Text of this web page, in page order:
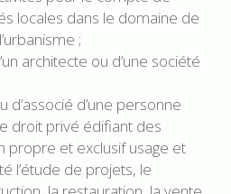
locales dans le domaine de
;
architecte ou d’une société
d’associé d’une personne
droit privé édifiant des
propre et exclusif usage et
l’étude de projets, le